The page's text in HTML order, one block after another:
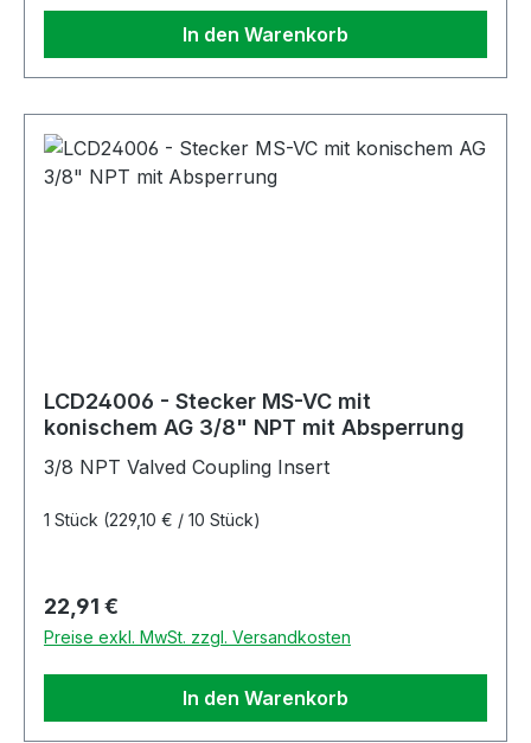
In den Warenkorb
LCD24006 - Stecker MS-VC mit
konischem AG 3/8" NPT mit Absperrung
3/8 NPT Valved Coupling Insert
1 Stück (229,10 € / 10 Stück)
Regulärer Preis:
22,91 €
Preise exkl. MwSt. zzgl. Versandkosten
In den Warenkorb